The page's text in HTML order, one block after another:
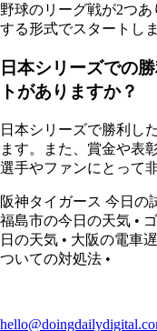
野球のリーグ戦が2つ
する形式でスタートしま
日本シリーズでの
トがありますか？
日本シリーズで勝利し
ます。また、賞金や表
選手やファンにとって
阪神タイガース 今日の
福島市の今日の天気 •
日の天気 • 大阪の電車
ついての対処法 •